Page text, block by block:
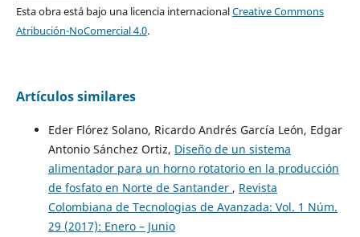
Esta obra está bajo una licencia internacionalCreative Commons
Atribución-NoComercial 4.0.
Artículos similares
Eder Flórez Solano, Ricardo Andrés García León, Edgar
Antonio Sánchez Ortiz, Diseño de un sistema
alimentador para un horno rotatorio en la producción
de fosfato en Norte de Santander , Revista
Colombiana de Tecnologias de Avanzada: Vol. 1 Núm.
29 (2017): Enero – Junio